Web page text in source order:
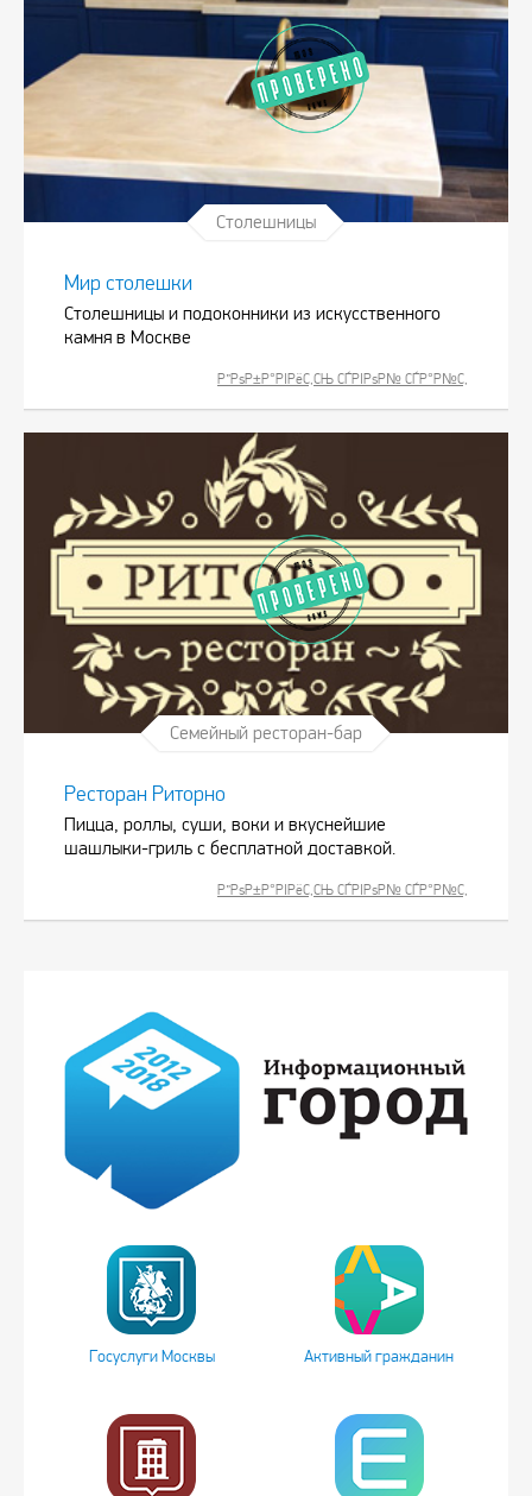
Столешницы
Мир столешки
Столешницы и подоконники из искусственного
камня в Москве
Р”РѕР±Р°РІРёС‚СЊ СЃРІРѕР№ СЃР°Р№С‚
Семейный ресторан-бар
Ресторан Риторно
Пицца, роллы, суши, воки и вкуснейшие
шашлыки-гриль с бесплатной доставкой.
Р”РѕР±Р°РІРёС‚СЊ СЃРІРѕР№ СЃР°Р№С‚
Госуслуги Москвы Активный гражданин